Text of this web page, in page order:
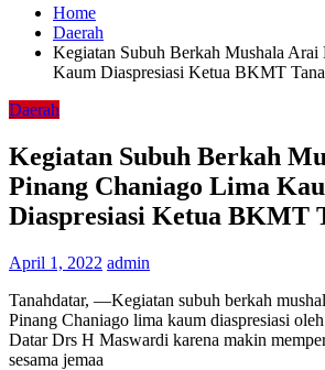
Home
Daerah
Kegiatan Subuh Berkah Mushala Arai
Kaum Diaspresiasi Ketua BKMT
Daerah
Kegiatan Subuh Berkah
Pinang Chaniago Lima
Diaspresiasi Ketua BKMT
April 1, 2022 admin
Tanahdatar, —Kegiatan subuh berkah
Pinang Chaniago lima kaum diaspresiasi
Datar Drs H Maswardi karena makin
sesama jemaa